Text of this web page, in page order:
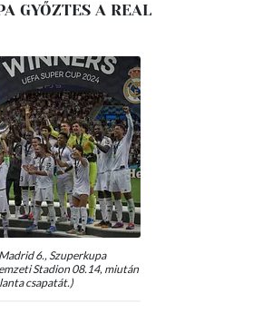
GYŐZTES A REAL
6., Szuperkupa
Stadion 08.14, miután
csapatát.)